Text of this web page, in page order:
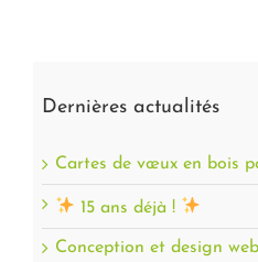
Dernières actualités
Cartes de vœux en bois
15 ans déjà !
Conception et design